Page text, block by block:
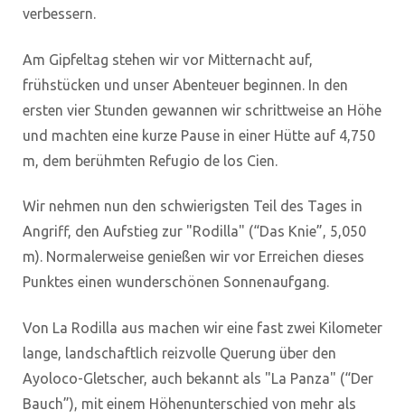
verbessern.
Am Gipfeltag stehen wir vor Mitternacht auf,
frühstücken und unser Abenteuer beginnen. In den
ersten vier Stunden gewannen wir schrittweise an Höhe
und machten eine kurze Pause in einer Hütte auf 4,750
m, dem berühmten Refugio de los Cien.
Wir nehmen nun den schwierigsten Teil des Tages in
Angriff, den Aufstieg zur "Rodilla" (“Das Knie”, 5,050
m). Normalerweise genießen wir vor Erreichen dieses
Punktes einen wunderschönen Sonnenaufgang.
Von La Rodilla aus machen wir eine fast zwei Kilometer
lange, landschaftlich reizvolle Querung über den
Ayoloco-Gletscher, auch bekannt als "La Panza" (“Der
Bauch”), mit einem Höhenunterschied von mehr als